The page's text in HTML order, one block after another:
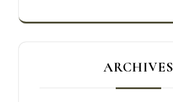
ARCHIVES